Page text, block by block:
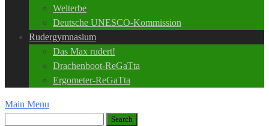
Welterbe
Deutsche UNESCO-Kommission
Rudergymnasium
Das Max rudert!
Drachenboot-ReGaTta
Ergometer-ReGaTta
Main Menu